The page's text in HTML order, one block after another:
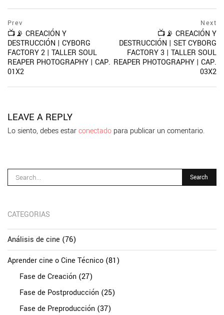
Navegación
de
entradas
Prev
postPrevious
page
📺📡 CREACIÓN Y
DESTRUCCIÓN | CYBORG
FACTORY 2 | TALLER SOUL
REAPER PHOTOGRAPHY | CAP.
01X2
Next
📺📡 CREACIÓN Y
DESTRUCCIÓN | SET CYBORG
FACTORY 3 | TALLER SOUL
REAPER PHOTOGRAPHY | CAP.
03X2
LEAVE A REPLY
Lo siento, debes estarconectado para publicar un comentario.
CATEGORIAS
Análisis de cine (76)
Aprender cine o Cine Técnico (81)
Fase de Creación (27)
Fase de Postproducción (25)
Fase de Preproducción (37)